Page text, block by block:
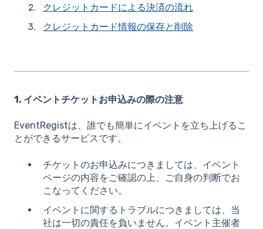
クレジットカードによる決済の流れ
クレジットカード情報の保存と削除
1. イベントチケットお申込みの際の注意
EventRegistは、誰でも簡単にイベントを立ち上げるこ
とができるサービスです。
チケットのお申込みにつきましては、イベント
ページの内容をご確認の上、ご自身の判断でお
こなってください。
イベントに関するトラブルにつきましては、当
社は一切の責任を負いません。イベント主催者